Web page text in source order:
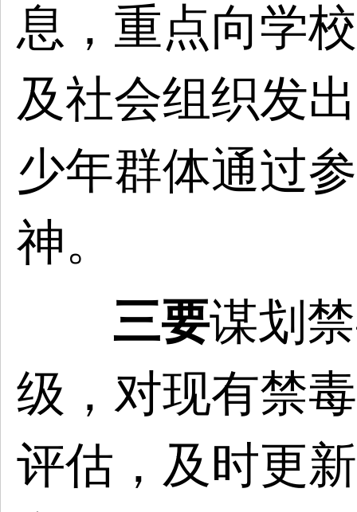
息，重点向学
及社会组织发
少年群体通过
神。
三要谋划
级，对现有禁
评估，及时更